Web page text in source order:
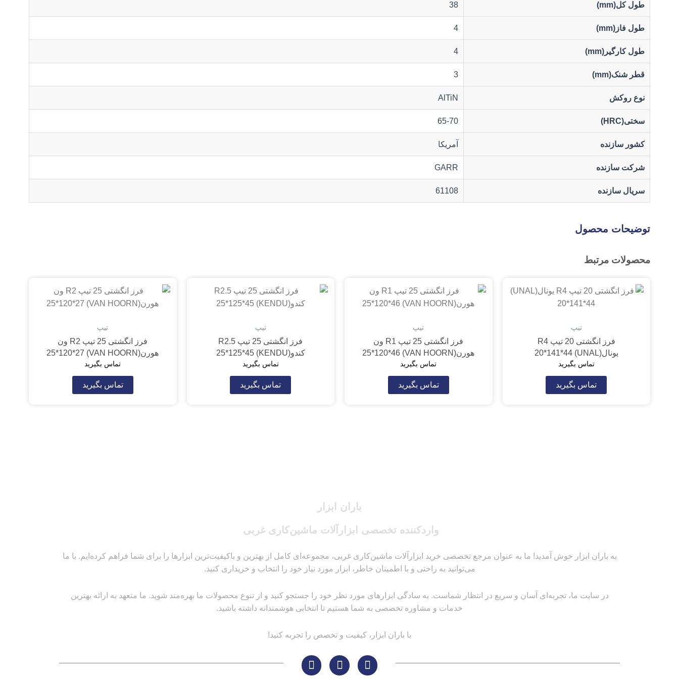
طول کل(mm) 38
طول فاز(mm) 4
طول کارگیر(mm) 4
قطر شنک(mm) 3
نوع روکش AlTiN
سختی(HRC) 65-70
کشور سازنده آمریکا
شرکت سازنده GARR
سریال سازنده 61108
توضیحات محصول
محصولات مرتبط
تیپ
فرز انگشتی 20 تیپ R4
یونال(UNAL) 20*141*44
تماس بگیرید
تماس بگیرید
تیپ
فرز انگشتی 25 تیپ R1 ون
هورن(VAN HOORN) 25*120*46
تماس بگیرید
تماس بگیرید
تیپ
فرز انگشتی 25 تیپ R2.5
کندو(KENDU) 25*125*45
تماس بگیرید
تماس بگیرید
تیپ
فرز انگشتی 25 تیپ R2 ون
هورن(VAN HOORN) 25*120*27
تماس بگیرید
تماس بگیرید
باران ابزار
واردکننده تخصصی ابزارآلات ماشین‌کاری غربی
به باران ابزار خوش آمدید! ما به عنوان مرجع تخصصی خرید ابزارآلات ماشین‌کاری غربی، مجموعه‌ای کامل از بهترین و باکیفیت‌ترین ابزارها را برای شما فراهم کرده‌ایم. با ما
می‌توانید به راحتی و با اطمینان خاطر، ابزار مورد نیاز خود را انتخاب و خریداری کنید.
در سایت ما، تجربه‌ای آسان و سریع در انتظار شماست. به سادگی ابزارهای مورد نظر خود را جستجو کنید و از تنوع محصولات ما بهره‌مند شوید. ما متعهد به ارائه بهترین
خدمات و مشاوره تخصصی به شما هستیم تا انتخابی هوشمندانه داشته باشید.
با باران ابزار، کیفیت و تخصص را تجربه کنید!